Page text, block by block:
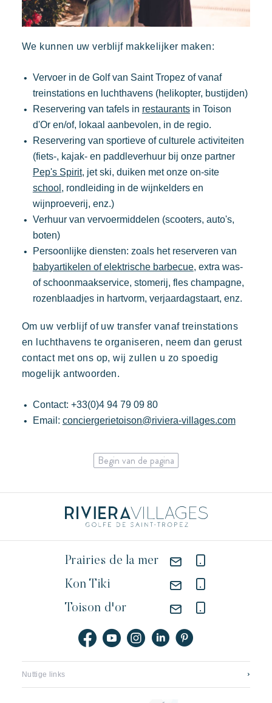
We kunnen uw verblijf makkelijker maken:
Vervoer in de Golf van Saint Tropez of vanaf
treinstations en luchthavens (helikopter, bustijden)
Reservering van tafels in restaurantsin Toison
d'Or en/of, lokaal aanbevolen, in de regio.
Reservering van sportieve of culturele activiteiten
(fiets-, kajak- en paddleverhuur bij onze partner
Pep's Spirit, jet ski, duiken met onze on-site
school , rondleiding in de wijnkelders en
wijnproeverij, enz.)
Verhuur van vervoermiddelen (scooters, auto's,
boten)
Persoonlijke diensten: zoals het reserveren van
babyartikelen of elektrische barbecue, extra was-
of schoonmaakservice, stomerij, fles champagne,
rozenblaadjes in hartvorm, verjaardagstaart, enz.
Om uw verblijf of uw transfer vanaf treinstations
en luchthavens te organiseren, neem dan gerust
contact met ons op, wij zullen u zo spoedig
mogelijk antwoorden.
Contact: +33(0)4 94 79 09 80
Email: conciergerietoison@riviera-villages.com
Begin van de pagina
Prairies de la mer
Kon Tiki
Toison d'or
Nuttige links